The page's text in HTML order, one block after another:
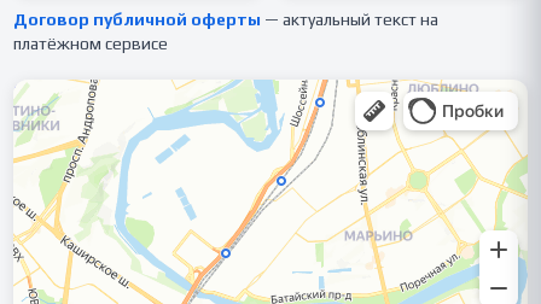
Договор публичной оферты — актуальный текст на
платёжном сервисе